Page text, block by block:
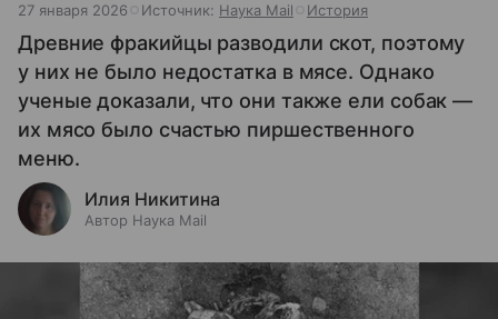
27 января 2026 Источник: Наука Mail История
Древние фракийцы разводили скот, поэтому
у них не было недостатка в мясе. Однако
ученые доказали, что они также ели собак —
их мясо было счастью пиршественного
меню.
Илия Никитина
Автор Наука Mail